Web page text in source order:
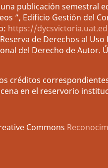
publicación semestral
”, Edificio Gestión del
https://
de Derechos al Uso
del Derecho de Autor.
correspondientes
en el reservorio
Commons